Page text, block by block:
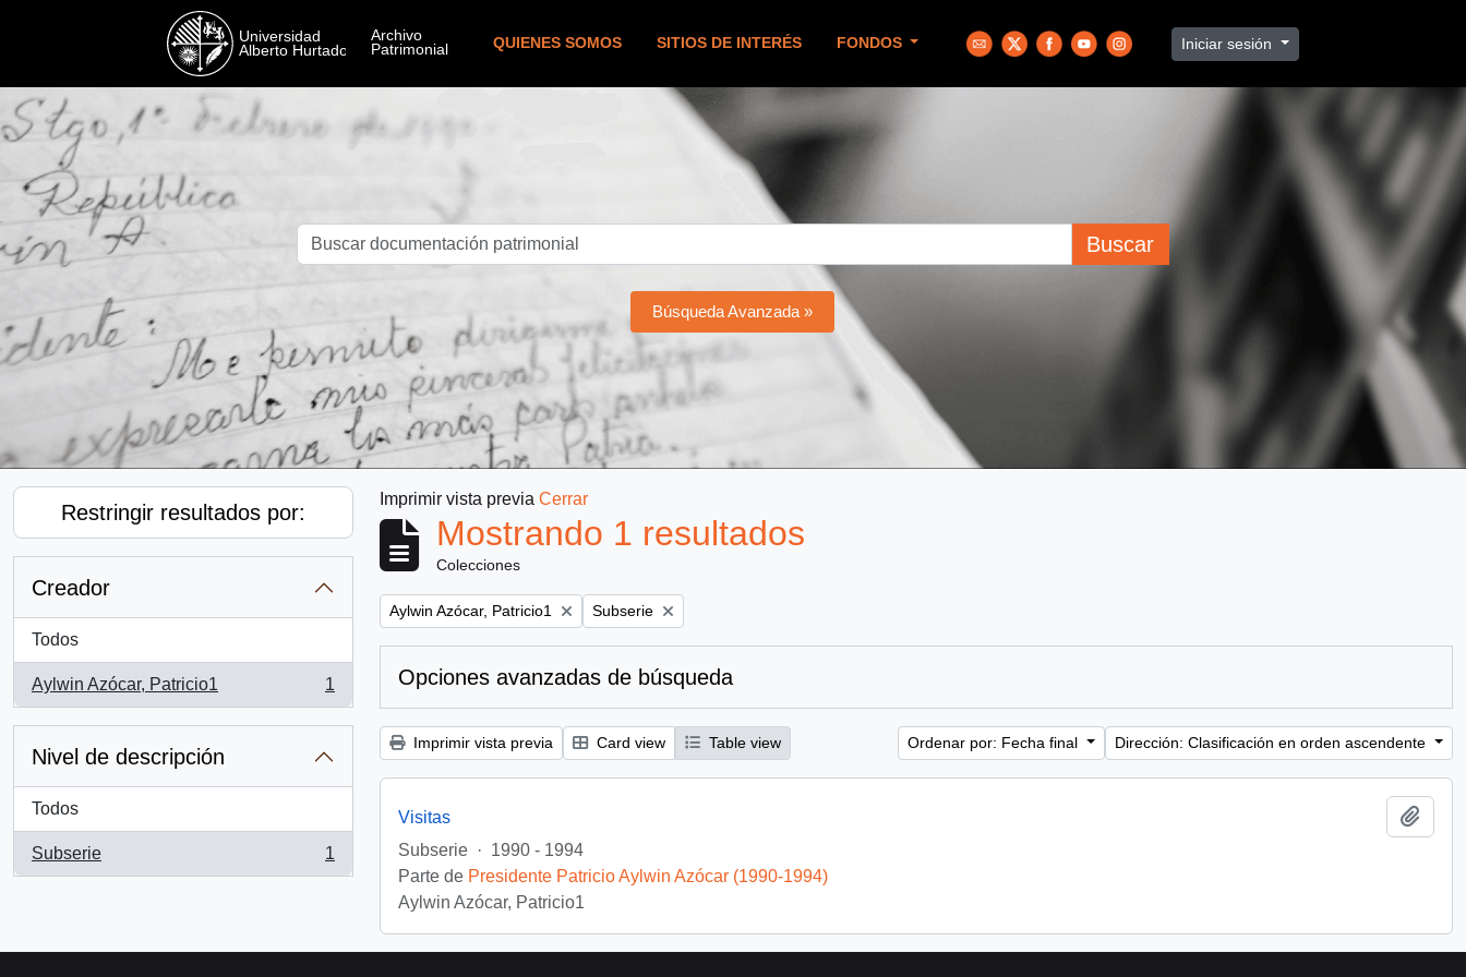
QUIENES SOMOS SITIOS DE INTERÉS FONDOS Iniciar sesión
Buscar
Búsqueda Avanzada »
Restringir resultados por:
Creador
Todos
Aylwin Azócar, Patricio1
, 1 resultados
1
Nivel de descripción
Todos
Subserie
, 1 resultados
1
Imprimir vista previa Cerrar
Mostrando 1 resultados
Colecciones
Remove filter:
Aylwin Azócar, Patricio1 Remove filter:
Subserie
Opciones avanzadas de búsqueda
Imprimir vista previa Card view Table view Ordenar por: Fecha final Dirección: Clasificación en orden ascendente
Visitas
Subserie · 1990 - 1994
Parte de Presidente Patricio Aylwin Azócar (1990-1994)
Aylwin Azócar, Patricio1